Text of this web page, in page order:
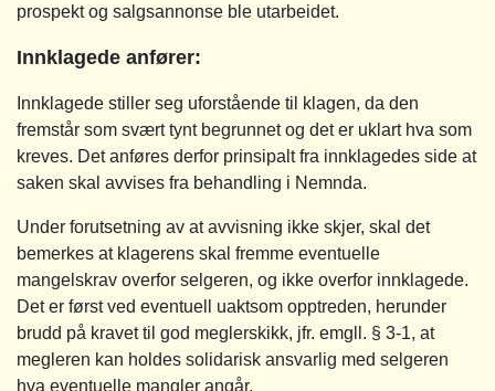
prospekt og salgsannonse ble utarbeidet.
Innklagede anfører:
Innklagede stiller seg uforstående til klagen, da den
fremstår som svært tynt begrunnet og det er uklart hva som
kreves. Det anføres derfor prinsipalt fra innklagedes side at
saken skal avvises fra behandling i Nemnda.
Under forutsetning av at avvisning ikke skjer, skal det
bemerkes at klagerens skal fremme eventuelle
mangelskrav overfor selgeren, og ikke overfor innklagede.
Det er først ved eventuell uaktsom opptreden, herunder
brudd på kravet til god meglerskikk, jfr. emgll. § 3-1, at
megleren kan holdes solidarisk ansvarlig med selgeren
hva eventuelle mangler angår.